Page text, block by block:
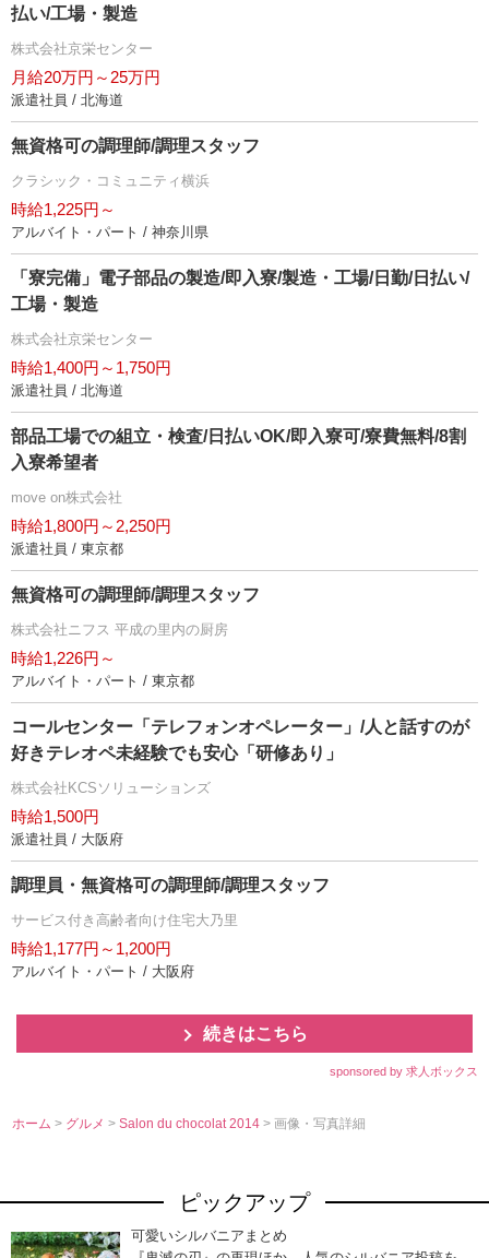
払い/工場・製造
株式会社京栄センター
月給20万円～25万円
派遣社員 / 北海道
無資格可の調理師/調理スタッフ
クラシック・コミュニティ横浜
時給1,225円～
アルバイト・パート / 神奈川県
「寮完備」電子部品の製造/即入寮/製造・工場/日勤/日払い/
工場・製造
株式会社京栄センター
時給1,400円～1,750円
派遣社員 / 北海道
部品工場での組立・検査/日払いOK/即入寮可/寮費無料/8割
入寮希望者
move on株式会社
時給1,800円～2,250円
派遣社員 / 東京都
無資格可の調理師/調理スタッフ
株式会社ニフス 平成の里内の厨房
時給1,226円～
アルバイト・パート / 東京都
コールセンター「テレフォンオペレーター」/人と話すのが
好きテレオペ未経験でも安心「研修あり」
株式会社KCSソリューションズ
時給1,500円
派遣社員 / 大阪府
調理員・無資格可の調理師/調理スタッフ
サービス付き高齢者向け住宅大乃里
時給1,177円～1,200円
アルバイト・パート / 大阪府
続きはこちら
sponsored by 求人ボックス
ホーム > グルメ>Salon du chocolat 2014> 画像・写真詳細
ピックアップ
可愛いシルバニアまとめ